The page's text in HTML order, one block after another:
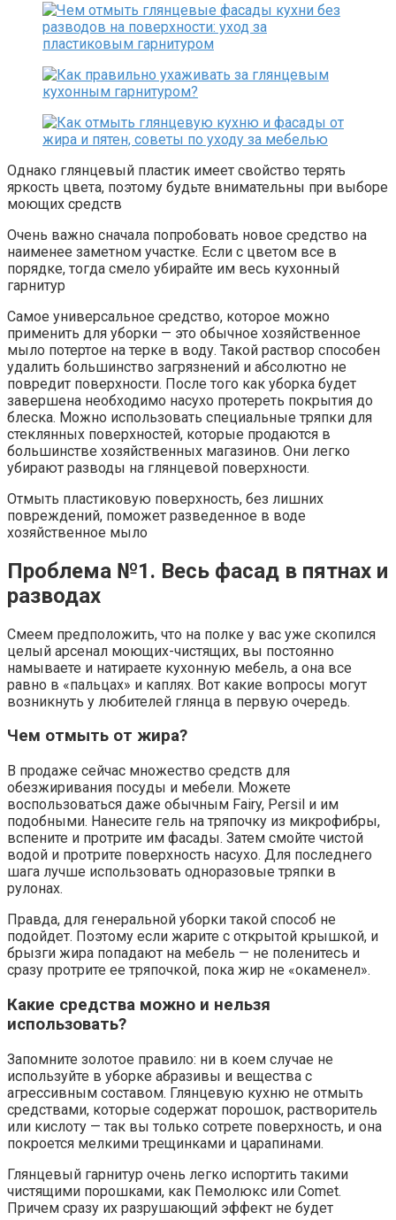
Однако глянцевый пластик имеет свойство терять
яркость цвета, поэтому будьте внимательны при выборе
моющих средств
Очень важно сначала попробовать новое средство на
наименее заметном участке. Если с цветом все в
порядке, тогда смело убирайте им весь кухонный
гарнитур
Самое универсальное средство, которое можно
применить для уборки — это обычное хозяйственное
мыло потертое на терке в воду. Такой раствор способен
удалить большинство загрязнений и абсолютно не
повредит поверхности. После того как уборка будет
завершена необходимо насухо протереть покрытия до
блеска. Можно использовать специальные тряпки для
стеклянных поверхностей, которые продаются в
большинстве хозяйственных магазинов. Они легко
убирают разводы на глянцевой поверхности.
Отмыть пластиковую поверхность, без лишних
повреждений, поможет разведенное в воде
хозяйственное мыло
Проблема №1. Весь фасад в пятнах и
разводах
Смеем предположить, что на полке у вас уже скопился
целый арсенал моющих-чистящих, вы постоянно
намываете и натираете кухонную мебель, а она все
равно в «пальцах» и каплях. Вот какие вопросы могут
возникнуть у любителей глянца в первую очередь.
Чем отмыть от жира?
В продаже сейчас множество средств для
обезжиривания посуды и мебели. Можете
воспользоваться даже обычным Fairy, Persil и им
подобными. Нанесите гель на тряпочку из микрофибры,
вспените и протрите им фасады. Затем смойте чистой
водой и протрите поверхность насухо. Для последнего
шага лучше использовать одноразовые тряпки в
рулонах.
Правда, для генеральной уборки такой способ не
подойдет. Поэтому если жарите с открытой крышкой, и
брызги жира попадают на мебель — не поленитесь и
сразу протрите ее тряпочкой, пока жир не «окаменел».
Какие средства можно и нельзя
использовать?
Запомните золотое правило: ни в коем случае не
используйте в уборке абразивы и вещества с
агрессивным составом. Глянцевую кухню не отмыть
средствами, которые содержат порошок, растворитель
или кислоту — так вы только сотрете поверхность, и она
покроется мелкими трещинками и царапинами.
Глянцевый гарнитур очень легко испортить такими
чистящими порошками, как Пемолюкс или Comet.
Причем сразу их разрушающий эффект не будет